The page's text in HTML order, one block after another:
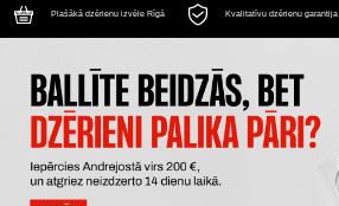
Plašākā dzērienu izvēle Rīgā Kvalitatīvu dzērienu garantija